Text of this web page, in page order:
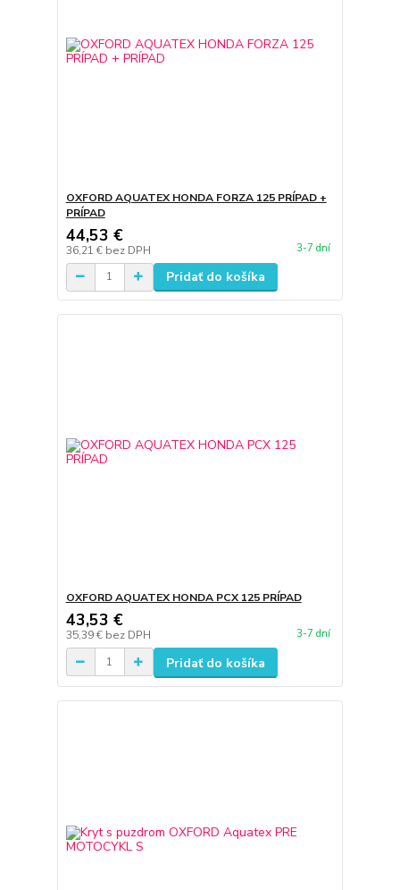
OXFORD AQUATEX HONDA FORZA 125 PRÍPAD +
PRÍPAD
44,53 €
36,21 € bez DPH 3-7 dní
Pridať do košíka
OXFORD AQUATEX HONDA PCX 125 PRÍPAD
43,53 €
35,39 € bez DPH 3-7 dní
Pridať do košíka